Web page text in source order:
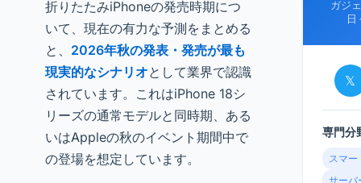
折りたたみiPhoneの発売時期につ
いて、現在の有力な予測をまとめる
と、 2026年秋の発表・発売が最も
現実的なシナリオとして業界で認識
されています。これはiPhone 18シ
リーズの通常モデルと同時期、ある
いはAppleの秋のイベント期間中で
の登場を想定しています。
ガジ
日
𝕏
専門分
スマー
サーバ